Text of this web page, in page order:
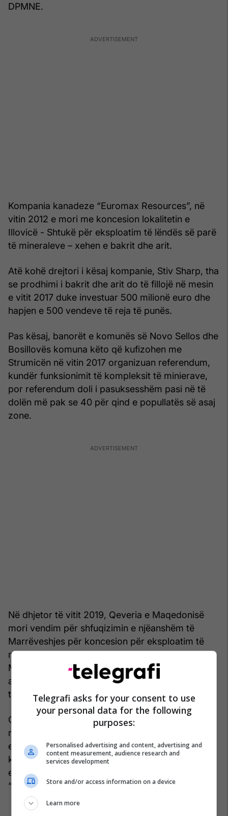
DPMNE.
Kompania kanadeze “Euromax Resources”, në
vitin 2012 e mori me koncesion lokalitetin e
Illovicë - Shtukë për eksploatim të lëndës së parë
të mineraleve – xehen e bakrit dhe arit.
Atë kohë drejtori i kësaj kompanie, Stiv Sharp, tha
se prodhimi i bakrit dhe arit do të fillojë në mesin
e vitit 2017 duke investuar 500 milionë euro dhe
hapjen e 500 vendeve të reja të punës.
Pas kësaj, banorët e komunës së Novo Sellos dhe
Bosillovës komuna këto që kufizohen me
Strumicën në vitin 2017 organizuan referendum,
kundër funksionimit të kompleksit të minierave,
por referendum doli i pasuksesshëm pasi në të
dolën më pak se 40 për qind e popullatës së asaj
zone.
Në dhjetor të vitit 2019, Qeveria e Maqedonisë
mori vendim për shfuqizimin e njëanshëm të
Marrëveshjes për koncesion për eksploatim të
minierës për bakër dhe ari në lokalitetin Illovicë.
Më pas, kompania “Euromax” ka parashtruar
ankesë në gjykatat e vendit kundër këtij vendimi
të Qeverisë.
Gjatë fundjavës (më 15 korrik) nën organizimin e
rreth 45 organizatave që në fokus kanë mbrojtje
e mjedisit u mbajt një protestë për të
kundërshtuar vendimin e qeverisë për bashkimin
e koncesioneve për kompleksin e minierave
“Ilovicë-Shtukë”.
Telegrafi asks for your consent to use
your personal data for the following
purposes:
Personalised advertising and content, advertising and
content measurement, audience research and
services development
Store and/or access information on a device
Learn more